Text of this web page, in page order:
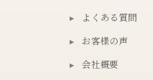
▸
よくある質問
▸
お客様の声
▸
会社概要